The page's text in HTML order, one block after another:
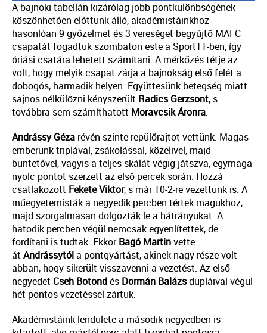
A bajnoki tabellán kizárólag jobb pontkülönbségének
köszönhetően előttünk álló, akadémistáinkhoz
hasonlóan 9 győzelmet és 3 vereséget begyűjtő MAFC
csapatát fogadtuk szombaton este a Sport11-ben, így
óriási csatára lehetett számítani. A mérkőzés tétje az
volt, hogy melyik csapat zárja a bajnokság első felét a
dobogós, harmadik helyen. Együttesünk betegség miatt
sajnos nélkülözni kényszerült Radics Gerzsont, s
továbbra sem számíthatott Moravcsik Áronra.
Andrássy Géza révén szinte repülőrajtot vettünk. Magas
emberünk triplával, zsákolással, közelivel, majd
büntetővel, vagyis a teljes skálát végig játszva, egymaga
nyolc pontot szerzett az első percek során. Hozzá
csatlakozott Fekete Viktor, s már 10-2-re vezettünk is. A
műegyetemisták a negyedik percben tértek magukhoz,
majd szorgalmasan dolgozták le a hátrányukat. A
hatodik percben végül nemcsak egyenlítettek, de
fordítani is tudtak. EkkorBagó Martinvette
át Andrássytóla pontgyártást, akinek nagy része volt
abban, hogy sikerült visszavenni a vezetést. Az első
negyedet Cseh Botondés Dormán Balázsdupláival végül
hét pontos vezetéssel zártuk.
Akadémistáink lendülete a második negyedben is